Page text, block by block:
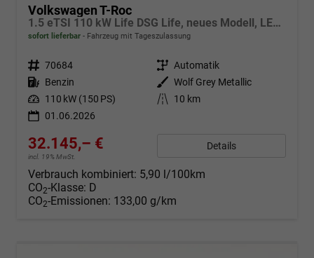
Volkswagen T-Roc
1.5 eTSI 110 kW Life DSG Life, neues Modell, LED, Kamera, Side, Winter, 17-Zoll
sofort lieferbar Fahrzeug mit Tageszulassung
Fahrzeugnr. 70684 Getriebe Automatik
Kraftstoff Benzin Außenfarbe Wolf Grey Metallic
Leistung 110 kW (150 PS) Kilometerstand
10 km
01.06.2026
32.145,– €
incl. 19% MwSt.
Details
Verbrauch kombiniert: 5,90 l/100km
CO2-Klasse: D
CO2-Emissionen: 133,00 g/km